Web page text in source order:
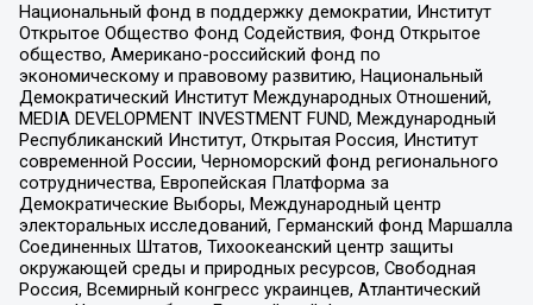
Национальный фонд в поддержку демократии, Институт
Открытое Общество Фонд Содействия, Фонд Открытое
общество, Американо-российский фонд по
экономическому и правовому развитию, Национальный
Демократический Институт Международных Отношений,
MEDIA DEVELOPMENT INVESTMENT FUND, Международный
Республиканский Институт, Открытая Россия, Институт
современной России, Черноморский фонд регионального
сотрудничества, Европейская Платформа за
Демократические Выборы, Международный центр
электоральных исследований, Германский фонд Маршалла
Соединенных Штатов, Тихоокеанский центр защиты
окружающей среды и природных ресурсов, Свободная
Россия, Всемирный конгресс украинцев, Атлантический